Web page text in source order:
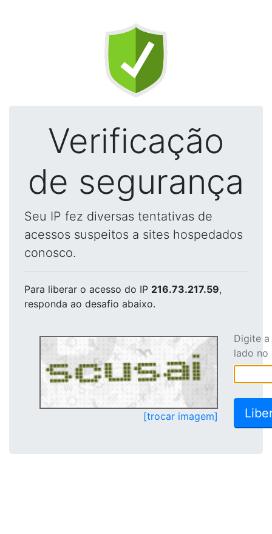
Verificação
de segurança
Seu IP fez diversas tentativas de
acessos suspeitos a sites hospedados
conosco.
Para liberar o acesso do IP 216.73.217.59,
responda ao desafio abaixo.
[trocar imagem]
Digite
lado no